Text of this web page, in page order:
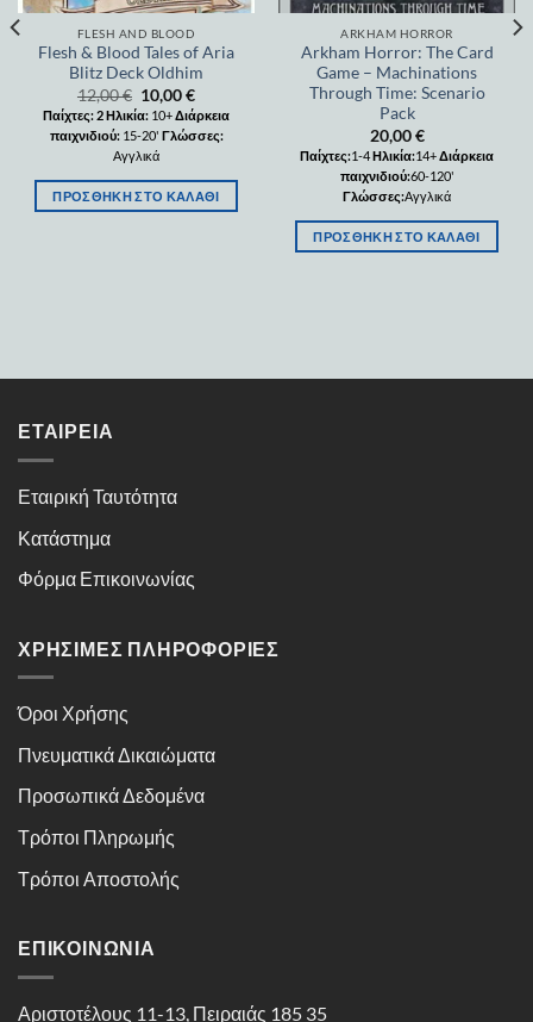
FLESH AND BLOOD
Flesh & Blood Tales of Aria
Blitz Deck Oldhim
12,00€ 10,00€
Παίχτες: 2Ηλικία: 10+Διάρκεια
παιχνιδιού:15-20' Γλώσσες:
Αγγλικά
ΠΡΟΣΘΉΚΗ ΣΤΟ ΚΑΛΆΘΙ
ARKHAM HORROR
Arkham Horror: The Card
Game – Machinations
Through Time: Scenario
Pack
20,00€
Παίχτες:1-4Ηλικία:14+Διάρκεια
παιχνιδιού:60-120'
Γλώσσες:Αγγλικά
ΠΡΟΣΘΉΚΗ ΣΤΟ ΚΑΛΆΘΙ
ΕΤΑΙΡΕΊΑ
Εταιρική Ταυτότητα
Κατάστημα
Φόρμα Επικοινωνίας
ΧΡΉΣΙΜΕΣ ΠΛΗΡΟΦΟΡΊΕΣ
Όροι Χρήσης
Πνευματικά Δικαιώματα
Προσωπικά Δεδομένα
Τρόποι Πληρωμής
Τρόποι Αποστολής
ΕΠΙΚΟΙΝΩΝΊΑ
Αριστοτέλους 11-13, Πειραιάς 185 35